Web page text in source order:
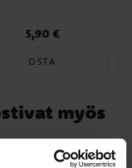
Hinta:5,90 €
5,90 €
OSTA
myös